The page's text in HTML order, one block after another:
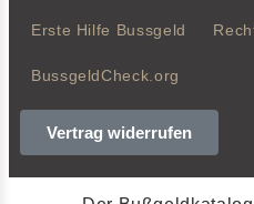
Erste Hilfe Bussgeld
BussgeldCheck.org
Vertrag widerrufen